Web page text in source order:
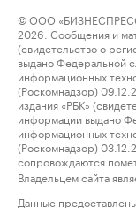
© ООО
2026. Сообщения и
(свидетельство о
выдано Федеральной
информационных
(Роскомнадзор)
издания «РБК»
информации выдано
информационных
(Роскомнадзор)
сопровождаются
Владельцем сайта
Данные